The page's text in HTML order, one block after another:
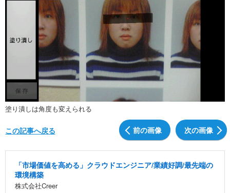
塗り潰しは角度も変えられる
前の画像 次の画像
この記事へ戻る
「市場価値を高める」クラウドエンジニア/業績好調/最先端の
環境構築
株式会社Creer